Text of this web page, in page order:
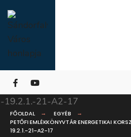
Skip
to
content
FŐOLDAL
EGYÉB
PETŐFI EMLÉKKÖNYVTÁR ENERGETIKAI
19.2.1.-21-A2-17
for: